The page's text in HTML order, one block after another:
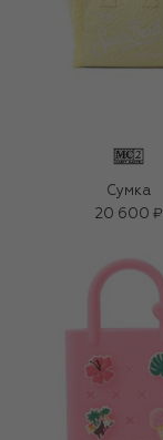
Сумка
20 600 ₽